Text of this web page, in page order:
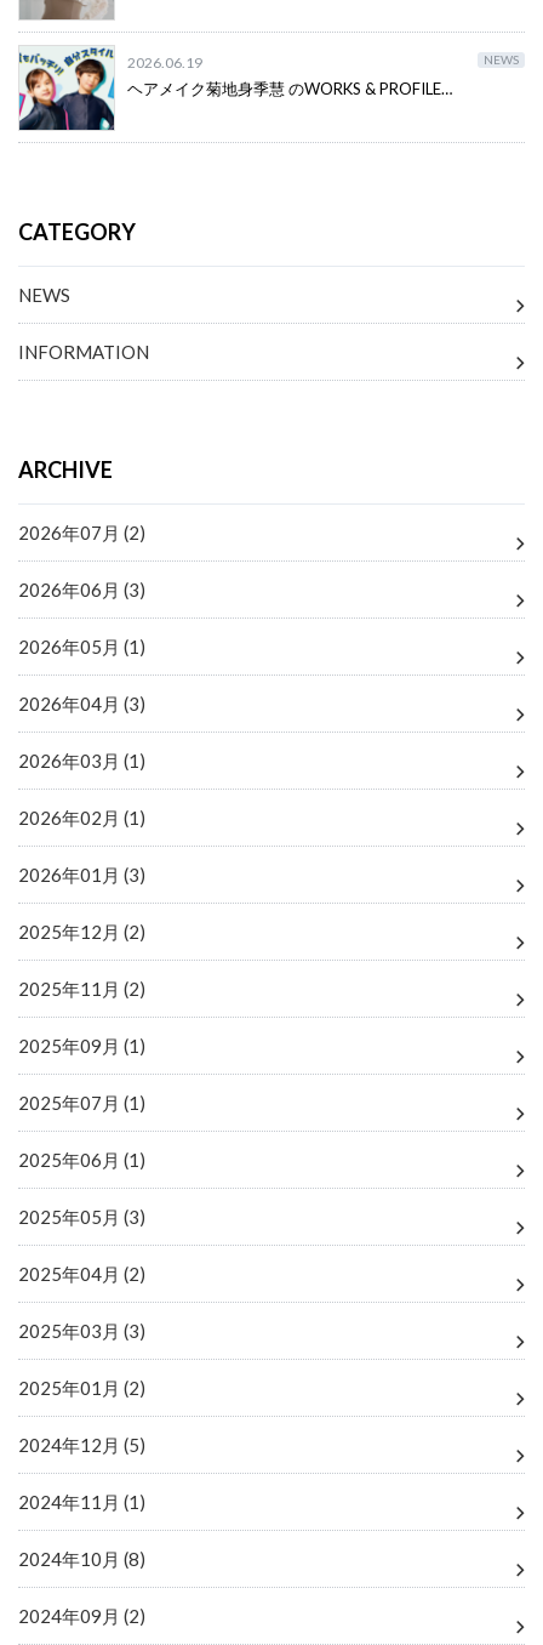
2026.06.19 NEWS
ヘアメイク菊地身季慧 のWORKS & PROFILE…
CATEGORY
NEWS
INFORMATION
ARCHIVE
2026年07月 (2)
2026年06月 (3)
2026年05月 (1)
2026年04月 (3)
2026年03月 (1)
2026年02月 (1)
2026年01月 (3)
2025年12月 (2)
2025年11月 (2)
2025年09月 (1)
2025年07月 (1)
2025年06月 (1)
2025年05月 (3)
2025年04月 (2)
2025年03月 (3)
2025年01月 (2)
2024年12月 (5)
2024年11月 (1)
2024年10月 (8)
2024年09月 (2)